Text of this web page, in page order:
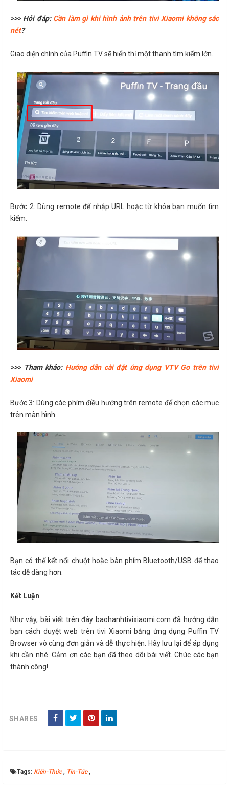
>>> Hỏi đáp: Cần làm gì khi hình ảnh trên tivi Xiaomi không sắc
nét?
Giao diện chính của Puffin TV sẽ hiển thị một thanh tìm kiếm lớn.
Bước 2: Dùng remote để nhập URL hoặc từ khóa bạn muốn tìm
kiếm.
>>> Tham khảo: Hướng dẫn cài đặt ứng dụng VTV Go trên tivi
Xiaomi
Bước 3: Dùng các phím điều hướng trên remote để chọn các mục
trên màn hình.
Bạn có thể kết nối chuột hoặc bàn phím Bluetooth/USB để thao
tác dễ dàng hơn.
Kết Luận
Như vậy, bài viết trên đây baohanhtivixiaomi.com đã hướng dẫn
bạn cách duyệt web trên tivi Xiaomi bằng ứng dụng Puffin TV
Browser vô cùng đơn giản và dễ thực hiện. Hãy lưu lại để áp dụng
khi cần nhé. Cảm ơn các bạn đã theo dõi bài viết. Chúc các bạn
thành công!
SHARES
Tags: Kiến-Thức, Tin-Tức,